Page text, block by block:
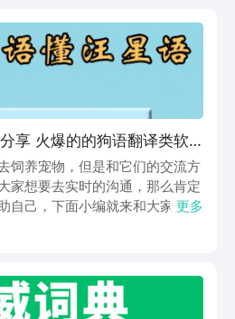
享 火爆的的狗语翻译类软
饲养宠物，但是和它们的交流方
家想要去实时的沟通，那么肯定
自己，下面小编就来和大家介绍
荐，它们的功能一般都是较为全
更多